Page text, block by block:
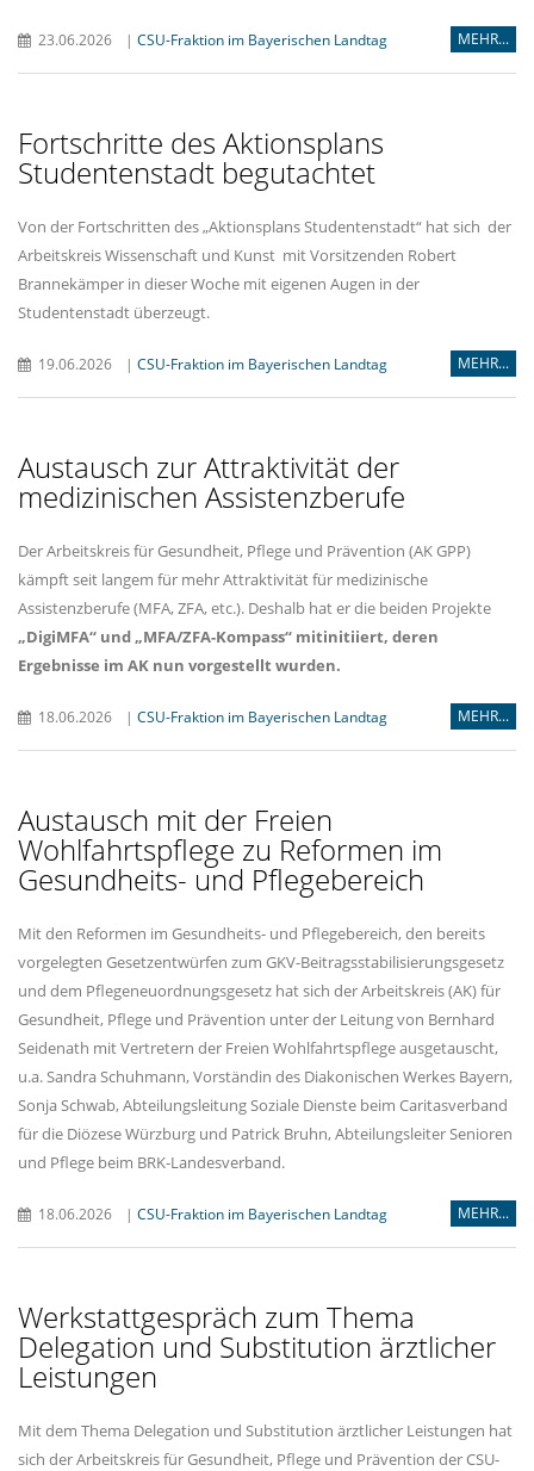
23.06.2026 | CSU-Fraktion im Bayerischen Landtag MEHR...
Fortschritte des Aktionsplans
Studentenstadt begutachtet
Von der Fortschritten des „Aktionsplans Studentenstadt“ hat sich der
Arbeitskreis Wissenschaft und Kunst mit Vorsitzenden Robert
Brannekämper in dieser Woche mit eigenen Augen in der
Studentenstadt überzeugt.
19.06.2026 | CSU-Fraktion im Bayerischen Landtag MEHR...
Austausch zur Attraktivität der
medizinischen Assistenzberufe
Der Arbeitskreis für Gesundheit, Pflege und Prävention (AK GPP)
kämpft seit langem für mehr Attraktivität für medizinische
Assistenzberufe (MFA, ZFA, etc.). Deshalb hat er die beiden Projekte
DigiMFA“ undMFA/ZFA-Kompass“ mitinitiiert, deren
Ergebnisse im AK nun vorgestellt wurden.
18.06.2026 | CSU-Fraktion im Bayerischen Landtag MEHR...
Austausch mit der Freien
Wohlfahrtspflege zu Reformen im
Gesundheits- und Pflegebereich
Mit den Reformen im Gesundheits- und Pflegebereich, den bereits
vorgelegten Gesetzentwürfen zum GKV-Beitragsstabilisierungsgesetz
und dem Pflegeneuordnungsgesetz hat sich der Arbeitskreis (AK) für
Gesundheit, Pflege und Prävention unter der Leitung von Bernhard
Seidenath mit Vertretern der Freien Wohlfahrtspflege ausgetauscht,
u.a. Sandra Schuhmann, Vorständin des Diakonischen Werkes Bayern,
Sonja Schwab, Abteilungsleitung Soziale Dienste beim Caritasverband
für die Diözese Würzburg und Patrick Bruhn, Abteilungsleiter Senioren
und Pflege beim BRK-Landesverband.
18.06.2026 | CSU-Fraktion im Bayerischen Landtag MEHR...
Werkstattgespräch zum Thema
Delegation und Substitution ärztlicher
Leistungen
Mit dem Thema Delegation und Substitution ärztlicher Leistungen hat
sich der Arbeitskreis für Gesundheit, Pflege und Prävention der CSU-